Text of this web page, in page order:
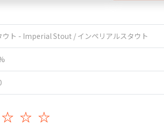
ウト - Imperial Stout / インペリアルスタウト